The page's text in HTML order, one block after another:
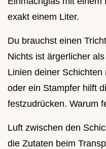
exakt einem Liter.
Du brauchst einen
Nichts ist ärgerlicher
Linien deiner
oder ein Stampfer hilft
festzudrücken. Warum
Luft zwischen den
die Zutaten beim